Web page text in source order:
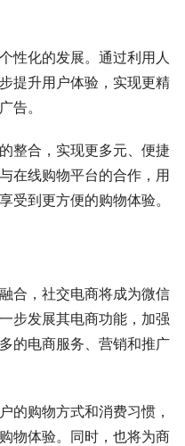
性化的发展。通过利用人
提升用户体验，实现更精
告。
整合，实现更多元、便捷
在线购物平台的合作，用
受到更方便的购物体验。
合，社交电商将成为微信
步发展其电商功能，加强
的电商服务、营销和推广
的购物方式和消费习惯，
物体验。同时，也将为商